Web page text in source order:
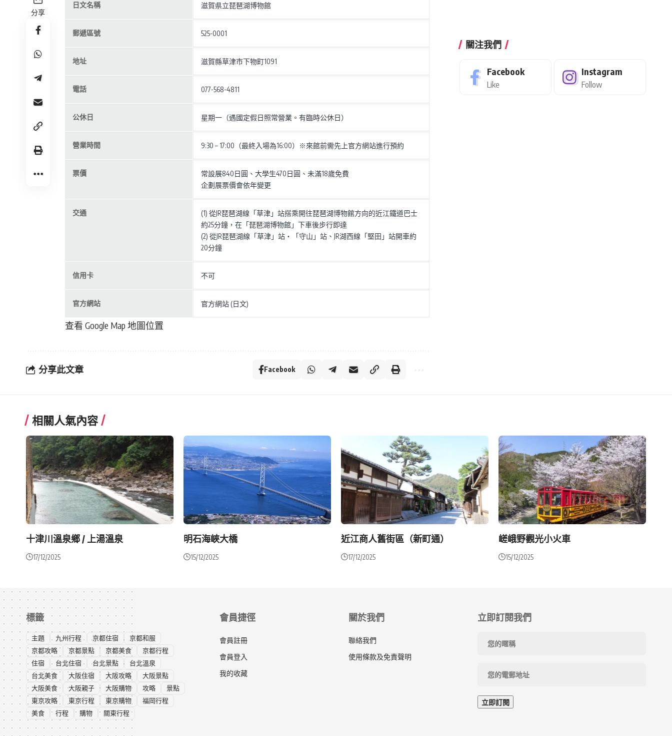
分享
日文名稱 滋賀県立琵琶湖博物館
郵遞區號 525-0001
地址 滋賀縣草津市下物町1091
電話 077-568-4811
公休日 星期一（遇國定假日照常營業。有臨時公休日）
營業時間 9:30 – 17:00（最終入場為16:00）※來館前需先上官方網站進行預約
票價
常設展840日圓、大學生470日圓、未滿18歲免費
企劃展票價會依年變更
交通
(1) 從JR琵琶湖線「草津」站搭乘開往琵琶湖博物館方向的近江鐵道巴士
約25分鐘，在「琵琶湖博物館」下車後步行即達
(2) 從JR琵琶湖線「草津」站・「守山」站、JR湖西線「堅田」站開車約
20分鐘
信用卡 不可
官方網站 官方網站 (日文)
查看 Google Map 地圖位置
分享此文章 Facebook
關注我們
Facebook
Like
Instagram
Follow
相關人氣內容
十津川溫泉鄉 / 上湯溫泉
17/12/2025
明石海峽大橋
15/12/2025
近江商人舊街區（新町通）
17/12/2025
嵯峨野觀光小火車
15/12/2025
標籤
主題 九州行程 京都住宿
京都和服
京都攻略
京都景點 京都美食
京都行程
住宿
台北住宿 台北景點
台北溫泉
台北美食
大阪住宿 大阪攻略
大阪景點
大阪美食
大阪親子 大阪購物 攻略
景點
東京攻略
東京行程 東京購物
福岡行程
美食
行程 購物 關東行程
會員捷徑
會員註冊
會員登入
我的收藏
關於我們
聯絡我們
使用條款及免責聲明
立即訂閱我們